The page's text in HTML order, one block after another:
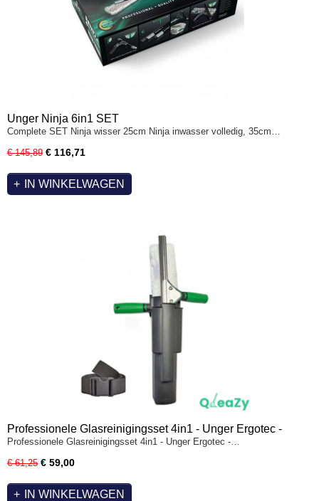
Unger Ninja 6in1 SET
Complete SET Ninja wisser 25cm Ninja inwasser volledig, 35cm…
€ 145,89 € 116,71
IN WINKELWAGEN
Professionele Glasreinigingsset 4in1 - Unger Ergotec -
QleaZy Bucket & 105cm nylon riem
Professionele Glasreinigingsset 4in1 - Unger Ergotec -…
€ 61,25 € 59,00
IN WINKELWAGEN